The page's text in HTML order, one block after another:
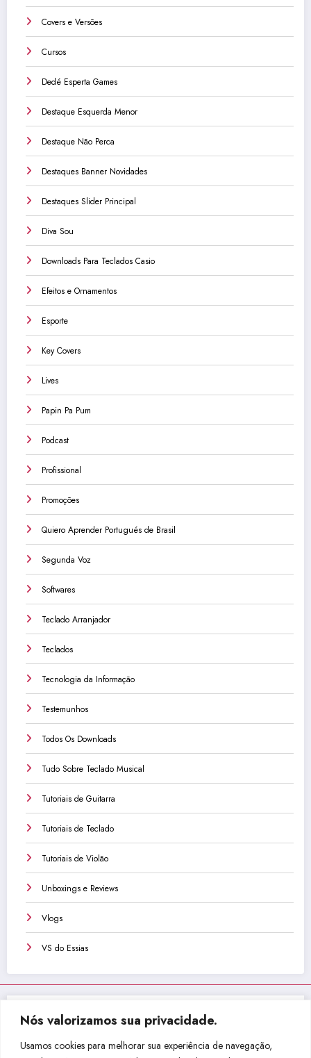
Nós valorizamos sua privacidade.
Usamos cookies para melhorar sua experiência de navegação,
Covers e Versões
Cursos
Dedé Esperta Games
Destaque Esquerda Menor
Destaque Não Perca
Destaques Banner Novidades
Destaques Slider Principal
Diva Sou
Downloads Para Teclados Casio
Efeitos e Ornamentos
Esporte
Key Covers
Lives
Papin Pa Pum
Podcast
Profissional
Promoções
Quiero Aprender Portugués de Brasil
Segunda Voz
Softwares
Teclado Arranjador
Teclados
Tecnologia da Informação
Testemunhos
Todos Os Downloads
Tudo Sobre Teclado Musical
Tutoriais de Guitarra
Tutoriais de Teclado
Tutoriais de Violão
Unboxings e Reviews
Vlogs
VS do Essias
Não perca isso!